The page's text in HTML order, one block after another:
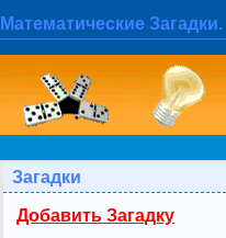
Математические Загадки.
Загадки
Добавить Загадку